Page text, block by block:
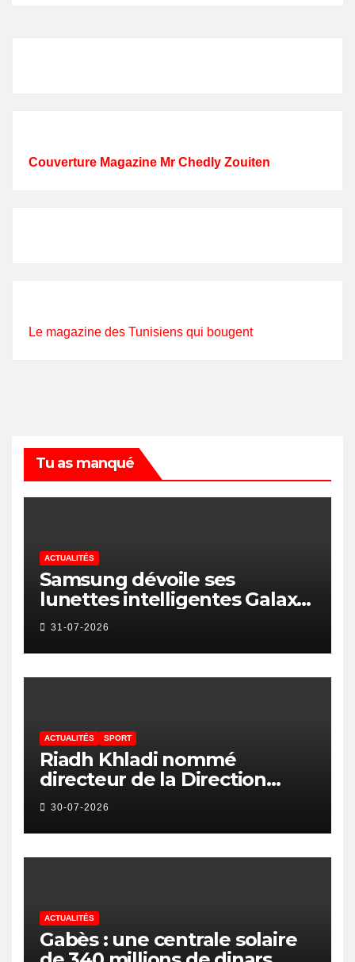
Couverture Magazine Mr Chedly Zouiten
Le magazine des Tunisiens qui bougent
Tu as manqué
ACTUALITÉS
Samsung dévoile ses
lunettes intelligentes Galaxy
avec IA et Gemini
31-07-2026
ACTUALITÉS SPORT
Riadh Khladi nommé
directeur de la Direction
Nationale de l’Arbitrage
30-07-2026
ACTUALITÉS
Gabès : une centrale solaire